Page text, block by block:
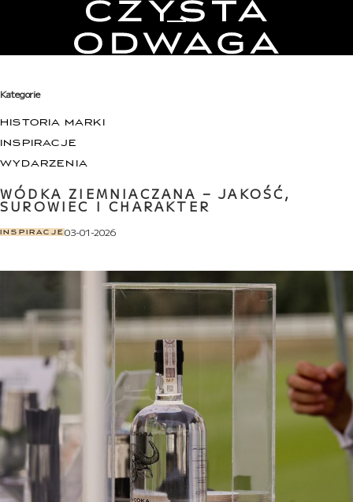
Toggle Menu
Kategorie
HISTORIA MARKI
INSPIRACJE
WYDARZENIA
WÓDKA ZIEMNIACZANA – JAKOŚĆ,
SUROWIEC I CHARAKTER
IN
INSPIRACJE 03-01-2026